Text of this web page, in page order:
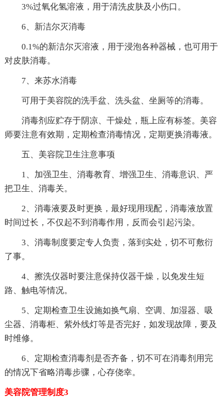
3%过氧化氢溶液，用于清洗皮肤及小伤口。
6、新洁尔灭消毒
0.1%的新洁尔灭溶液，用于浸泡各种器械，也可用于
对皮肤消毒。
7、来苏水消毒
可用于美容院的洗手盆、洗头盆、坐厕等的消毒。
消毒剂应贮存于阴凉、干燥处，瓶上应有标签。美容
师要注意有效期，定期检查消毒情况，定期更换消毒液。
五、美容院卫生注意事项
1、加强卫生、消毒教育、增强卫生、消毒意识、严
把卫生、消毒关。
2、消毒液要及时更换，最好现用现配，消毒液放置
时间过长，不仅起不到消毒作用，反而会引起污染。
3、消毒制度要定专人负责，落到实处，切不可敷衍
了事。
4、擦洗仪器时要注意保持仪器干燥，以免发生短
路、触电等情况。
5、定期检查卫生设施如换气扇、空调、加湿器、吸
尘器、消毒柜、紫外线灯等是否完好，如发现故障，要及
时维修。
6、定期检查消毒剂是否齐备，切不可在消毒剂用完
的情况下省略消毒步骤，心存侥幸。
美容院管理制度3